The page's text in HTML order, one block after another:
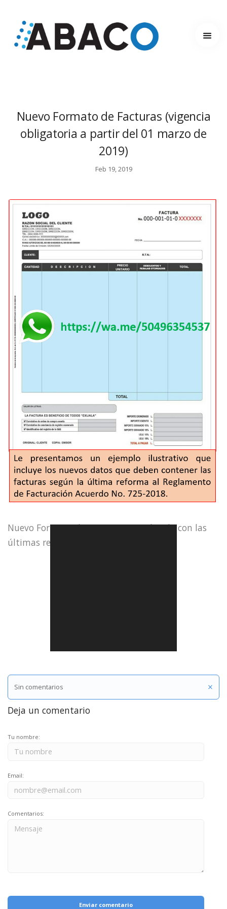
Home
Quienes Somos
Nuevo Formato de Facturas (vigencia
obligatoria a partir del 01 marzo de
2019)
Feb 19, 2019
Nuevo Formato de Facturas actualizado con las
últimas reformas.
Sin comentarios
×
Deja un comentario
Tu nombre:
Email:
Comentarios:
Enviar comentario